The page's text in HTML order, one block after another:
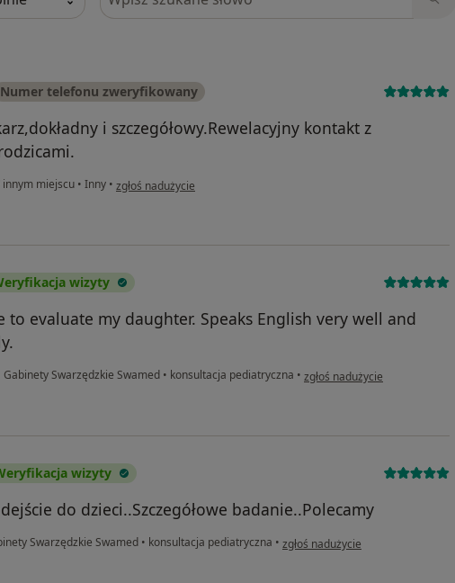
Numer telefonu zweryfikowany
i szczegółowy.Rewelacyjny kontakt z
innym miejscu • Inny • w opinii użytkownika Joanna
zgłoś nadużycie
wizyty
to evaluate my daughter. Speaks English very well and
Gabinety Swarzędzkie Swamed • konsultacja pediatryczna • w opinii użytkownika A.A.G.
zgłoś nadużycie
wizyty
do dzieci..Szczegółowe badanie..Polecamy
Swarzędzkie Swamed • konsultacja pediatryczna • w opinii użytkownika Emilia
zgłoś nadużycie